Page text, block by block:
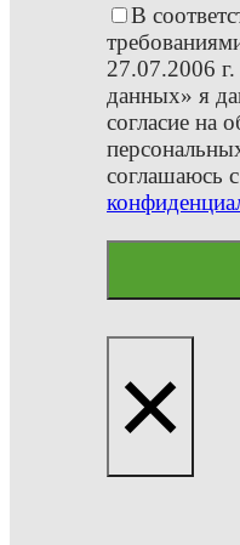
В
27.07.2006
данных» я
согласие на
соглашаюсь с
×